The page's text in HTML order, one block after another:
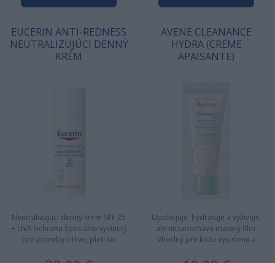
EUCERIN ANTI-REDNESS
NEUTRALIZUJÚCI DENNÝ
KRÉM
Neutralizujúci denný krém SPF 25
+ UVA ochrana špeciálne vyvinutý
pre potreby citlivej pleti so
AVENE CLEANANCE
HYDRA (CREME
APAISANTE)
Upokojuje, hydratuje a vyživuje,
ale nezanecháva mastný film.
Vhodný pre kožu vysušenú a